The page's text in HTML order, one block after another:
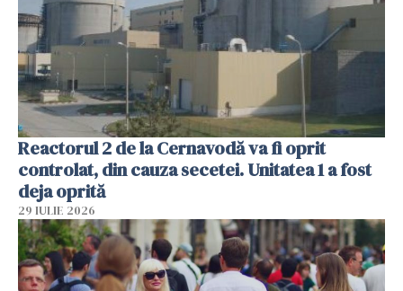
Reactorul 2 de la Cernavodă va fi oprit
controlat, din cauza secetei. Unitatea 1 a fost
deja oprită
29 IULIE 2026